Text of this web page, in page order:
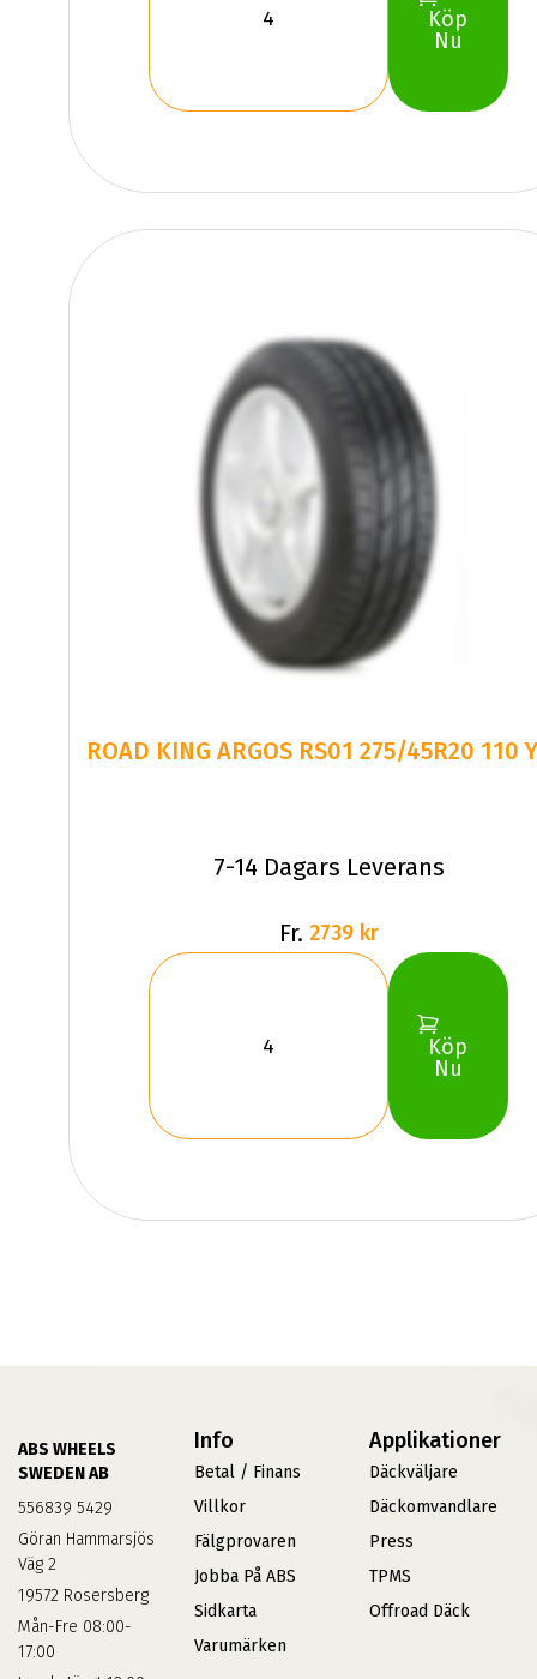
Köp
Nu
7-14 Dagars Leverans
Fr. 2739 kr
Köp
Nu
ABS WHEELS
SWEDEN AB
556839 5429
Göran Hammarsjös
Väg 2
19572 Rosersberg
Mån-Fre 08:00-
17:00
Info
Betal / Finans
Villkor
Fälgprovaren
Jobba På ABS
Sidkarta
Varumärken
Applikationer
Däckväljare
Däckomvandlare
Press
TPMS
Offroad Däck